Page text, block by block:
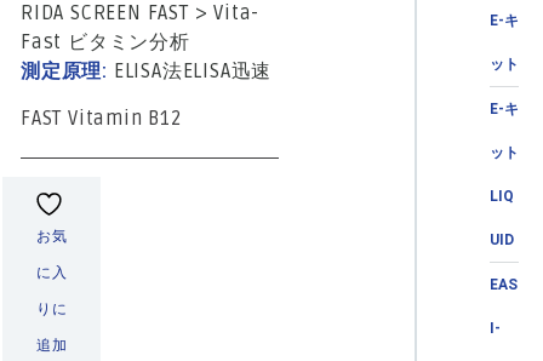
E-キ
ット
E-キ
ット
LIQ
UID
EAS
I-
RIDA SCREEN FAST>Vita-
Fast ビタミン分析
測定原理: ELISA法ELISA迅速
FAST Vitamin B12
お気
に入
りに
追加